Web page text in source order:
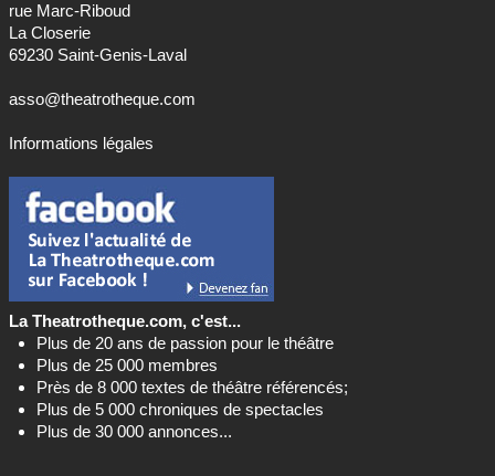
rue Marc-Riboud
La Closerie
69230 Saint-Genis-Laval
asso@theatrotheque.com
Informations légales
La Theatrotheque.com, c'est...
Plus de 20 ans de passion pour le théâtre
Plus de 25 000 membres
Près de 8 000 textes de théâtre référencés;
Plus de 5 000 chroniques de spectacles
Plus de 30 000 annonces...